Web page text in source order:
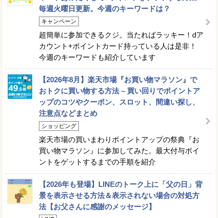
毎週火曜日更新。今週のキーワードは？
キャンペーン
超簡単に参加できるクジ。当たればラッキー！dア
カウント+ポイントカード持っている人は是非！
今週のキーワードも紹介しています
【2026年8月】楽天市場『お買い物マラソン』で
おトクに買い物する方法 – 買い回りでポイントア
ップのコツやクーポン、スロット、間違い探し、
注意点などまとめ
ショッピング
楽天市場の買いまわりポイントアップの祭典『お
買い物マラソン』に参加してみた。最大付与ポイ
ントをゲットするまでの手順を紹介
【2026年も登場】LINEのトーク上に「父の日」背
景を表示させる方法＆表示されない場合の対処方
法【お父さんに感謝のメッセージ】